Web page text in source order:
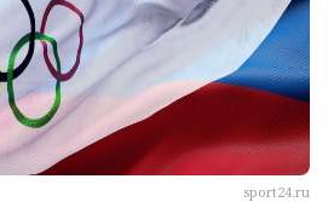
sport24.ru